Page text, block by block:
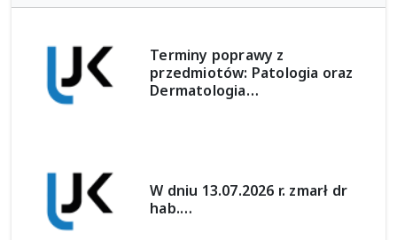
Terminy poprawy z
przedmiotów: Patologia oraz
Dermatologia…
W dniu 13.07.2026 r. zmarł dr
hab.…